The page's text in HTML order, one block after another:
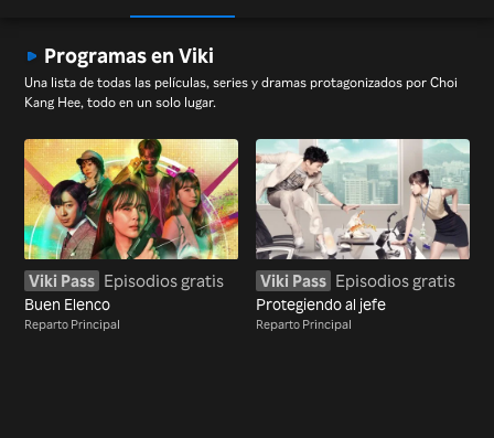
Programas en Viki
Una lista de todas las películas, series y dramas protagonizados por Choi
Kang Hee, todo en un solo lugar.
Viki Pass Episodios gratis
Buen Elenco
Reparto Principal
Viki Pass Episodios gratis
Protegiendo al jefe
Reparto Principal